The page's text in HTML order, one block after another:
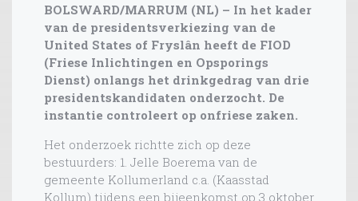
BOLSWARD/MARRUM (NL) – In het kader
van de presidentsverkiezing van de
United States of Fryslân heeft de FIOD
(Friese Inlichtingen en Opsporings
Dienst) onlangs het drinkgedrag van drie
presidentskandidaten onderzocht. De
instantie controleert op onfriese zaken.
Het onderzoek richtte zich op deze
bestuurders: 1. Jelle Boerema van de
gemeente Kollumerland c.a. (Kaasstad
Kollum) tijdens een bijeenkomst op 3 oktober